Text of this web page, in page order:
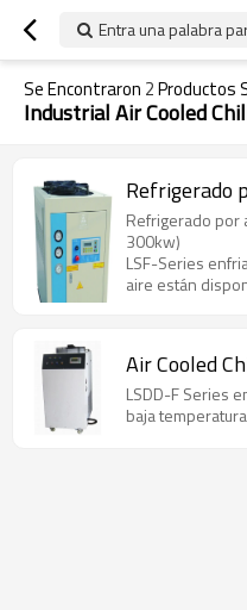
Entra una palabra
Se Encontraron 2Productos
Industrial Air Cooled
Refrigerado
Refrigerado por
300kw)
LSF-Series
aire están
Air Cooled
LSDD-F Series
baja